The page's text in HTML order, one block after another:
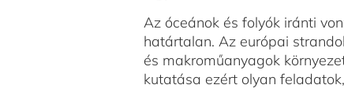
Az óceánok és folyók iránti
határtalan. Az európai
és makroműanyagok
kutatása ezért olyan